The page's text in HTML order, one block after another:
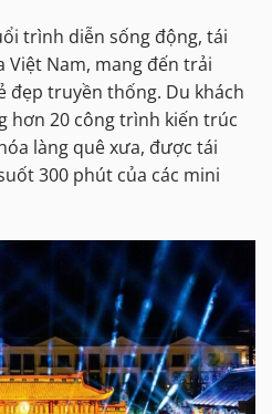
trình diễn sống động, tái
Việt Nam, mang đến trải
đẹp truyền thống. Du khách
hơn 20 công trình kiến trúc
làng quê xưa, được tái
300 phút của các mini